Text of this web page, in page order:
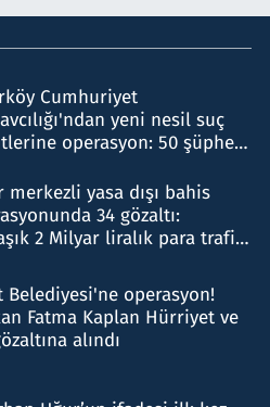
Cumhuriyet
yeni nesil suç
operasyon: 50 şüpheli
merkezli yasa dışı bahis
34 gözaltı:
2 Milyar liralık para trafiği
Belediyesi'ne operasyon!
Fatma Kaplan Hürriyet ve
alındı